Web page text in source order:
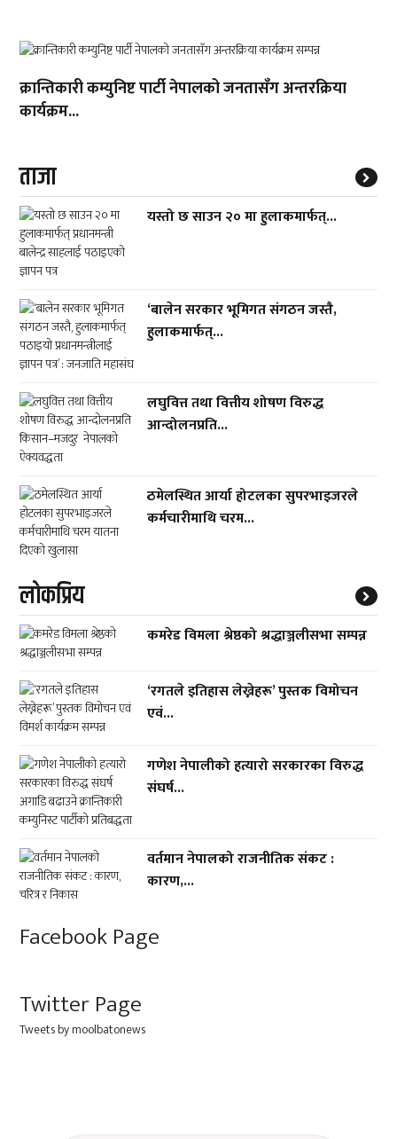
क्रान्तिकारी कम्युनिष्ट पार्टी नेपालको जनतासँग अन्तरक्रिया
कार्यक्रम...
ताजा
यस्तो छ साउन २० मा हुलाकमार्फत्...
‘बालेन सरकार भूमिगत संगठन जस्तै,
हुलाकमार्फत्...
लघुवित्त तथा वित्तीय शोषण विरुद्ध
आन्दोलनप्रति...
ठमेलस्थित आर्या होटलका सुपरभाइजरले
कर्मचारीमाथि चरम...
लाेकप्रिय
कमरेड विमला श्रेष्ठको श्रद्धाञ्जलीसभा सम्पन्न
‘रगतले इतिहास लेख्नेहरू’ पुस्तक विमोचन
एवं...
गणेश नेपालीको हत्यारो सरकारका विरुद्ध
संघर्ष...
वर्तमान नेपालको राजनीतिक संकट :
कारण,...
Facebook Page
Twitter Page
Tweets by moolbatonews